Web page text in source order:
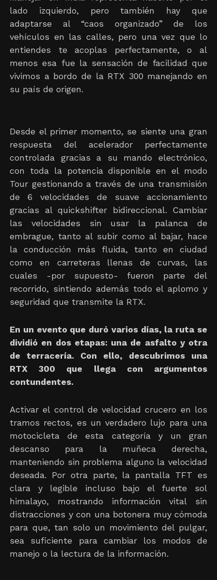
lado izquierdo, pero también hay que
adaptarse al “caos organizado” de los
vehículos en las calles, pero una vez que lo
entiendes te acoplas perfectamente, o al
menos esa fue la sensación de facilidad que
vivimos a bordo de la RTX 300 manejando en
su país de origen.
Desde el primer momento, se siente una gran
respuesta del acelerador perfectamente
controlada gracias a su mando electrónico,
con toda la potencia disponible en el modo
Tour gestionando a través de una transmisión
de 6 velocidades de suave accionamiento
gracias al quickshifter bidireccional. Cambiar
las velocidades sin usar la palanca de
embrague, tanto al subir como al bajar, hace
la conducción más fluida, tanto en ciudad
como en carreteras llenas de curvas, las
cuales -por supuesto- fueron parte del
recorrido, sintiendo además todo el aplomo y
seguridad que transmite la RTX.
En un evento que duró varios días, la ruta se
dividió en dos etapas: una de asfalto y otra
de terracería. Con ello, descubrimos una
RTX 300 que llega con argumentos
contundentes.
Activar el control de velocidad crucero en los
tramos rectos, es un verdadero lujo para una
motocicleta de esta categoría y un gran
descanso para la muñeca derecha,
manteniendo sin problema alguno la velocidad
deseada. Por otra parte, la pantalla TFT es
clara y legible incluso bajo el fuerte sol
himalayo, mostrando información vital sin
distracciones y con una botonera muy cómoda
para que, tan solo un movimiento del pulgar,
sea suficiente para cambiar los modos de
manejo o la lectura de la información.